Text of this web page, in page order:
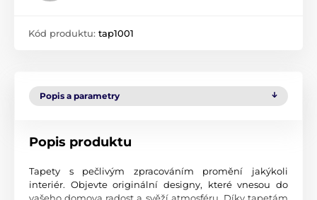
Kód produktu: tap1001
Popis a parametry
Popis produktu
Tapety s pečlivým zpracováním promění jakýkoli
interiér. Objevte originální designy, které vnesou do